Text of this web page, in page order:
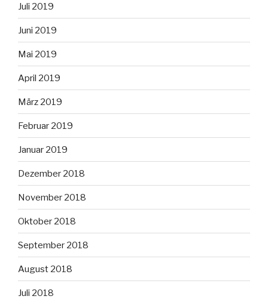
Juli 2019
Juni 2019
Mai 2019
April 2019
März 2019
Februar 2019
Januar 2019
Dezember 2018
November 2018
Oktober 2018
September 2018
August 2018
Juli 2018